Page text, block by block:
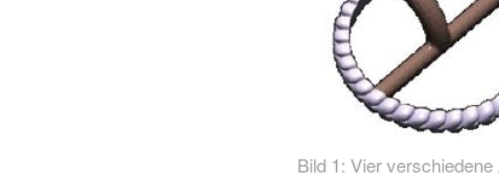
Bild 1: Vier